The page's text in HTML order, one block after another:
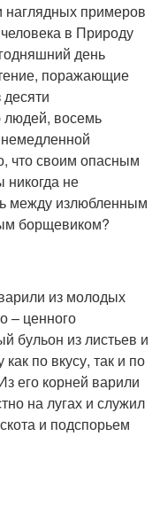
наглядных примеров
в Природу
день
поражающие
людей, восемь
что своим опасным
никогда не
между излюбленным
борщевиком?
из молодых
– ценного
бульон из листьев и
по вкусу, так и по
его корней варили
на лугах и служил
и подспорьем